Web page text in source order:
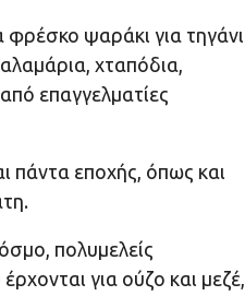
ψαράκι για τηγάνι
χταπόδια,
επαγγελματίες
πάντα εποχής, όπως και
πολυμελείς
για ούζο και μεζέ,